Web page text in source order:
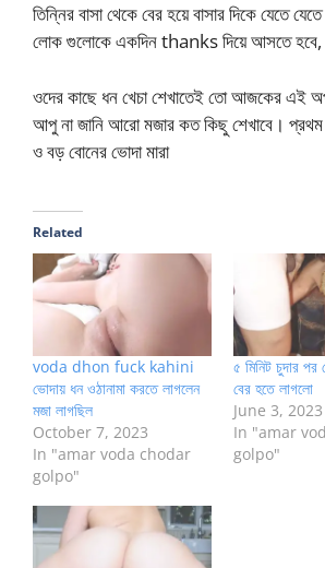
তিন্নির বাসা থেকে বের হয়ে বাসার দিকে যেতে
লোক গুলোকে একদিন thanks দিয়ে আসতে
ওদের কাছে ধন খেচা শেখাতেই তো আজকের এই
আপু না জানি আরো মজার কত কিছু শেখাবে।
ও বড় বোনের ভোদা মারা
Related
voda dhon fuck kahini
ভোদায় ধন ওঠানামা করতে লাগলেন
মজা লাগছিল
October 7, 2023
In "amar voda chodar
golpo"
৫ মিনিট চুদার পর
বের হতে লাগলো
June 3, 2023
In "amar
golpo"